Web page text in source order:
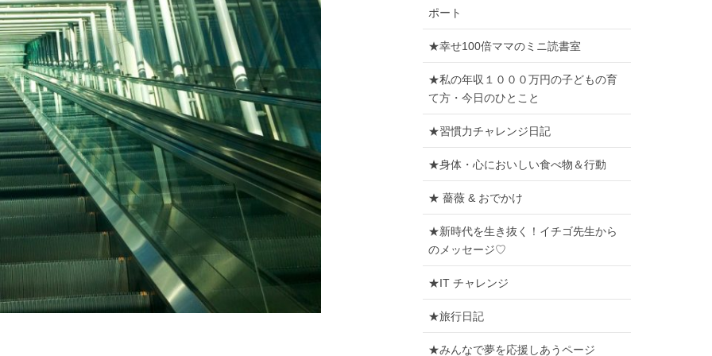
ポート
★幸せ100倍ママのミニ読書室
★私の年収１０００万円の子どもの育
て方・今日のひとこと
★習慣力チャレンジ日記
★身体・心においしい食べ物＆行動
★ 薔薇 & おでかけ
★新時代を生き抜く！イチゴ先生から
のメッセージ♡
★IT チャレンジ
★旅行日記
★みんなで夢を応援しあうページ